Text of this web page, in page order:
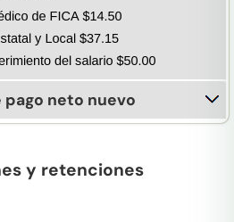
pago neto nuevo
y retenciones